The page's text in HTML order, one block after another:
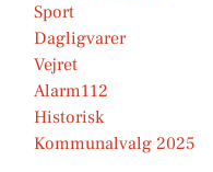
Sport
Dagligvarer
Vejret
Alarm112
Historisk
Kommunalvalg 2025